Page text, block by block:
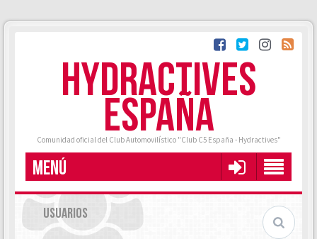
HYDRACTIVES
ESPAÑA
Comunidad oficial del Club Automovilístico "Club C5 España - Hydractives"
MENÚ
USUARIOS